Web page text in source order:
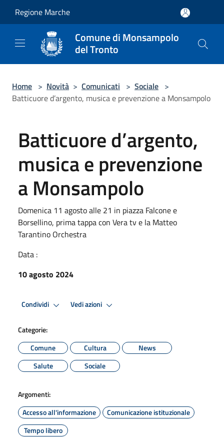
Regione Marche
Comune di Monsampolo
del Tronto
Home > Novità > Comunicati > Sociale >
Batticuore d’argento, musica e prevenzione a Monsampolo
Batticuore d’argento,
musica e prevenzione
a Monsampolo
Domenica 11 agosto alle 21 in piazza Falcone e
Borsellino, prima tappa con Vera tv e la Matteo
Tarantino Orchestra
Data :
10 agosto 2024
Condividi Vedi azioni
Categorie:
Comune
Cultura
News
Salute
Sociale
Argomenti:
Accesso all'informazione
Comunicazione istituzionale
Tempo libero